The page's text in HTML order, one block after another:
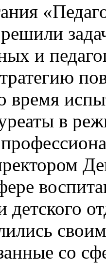
и
время
в
детского
со